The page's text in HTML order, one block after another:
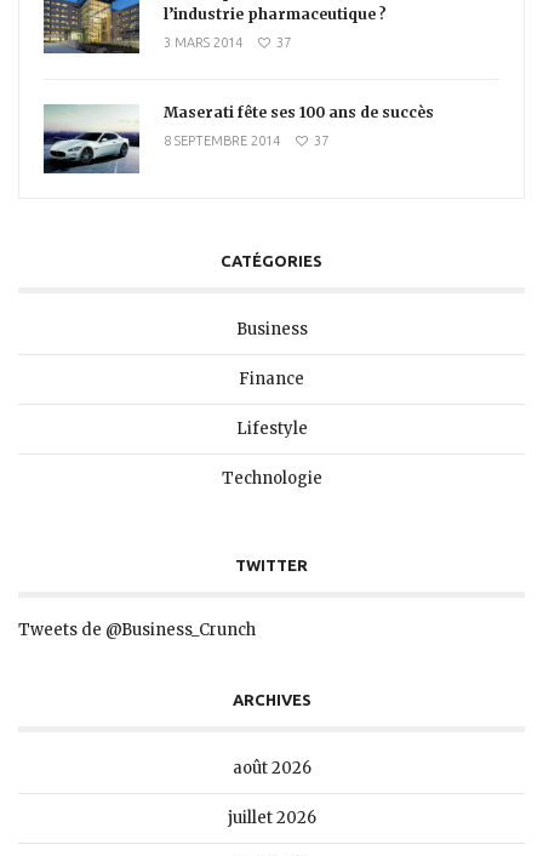
l’industrie pharmaceutique ?
3 MARS 2014 37
Maserati fête ses 100 ans de succès
8 SEPTEMBRE 2014 37
CATÉGORIES
Business
Finance
Lifestyle
Technologie
TWITTER
Tweets de @Business_Crunch
ARCHIVES
août 2026
juillet 2026